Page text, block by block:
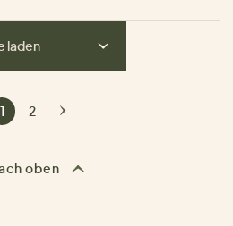
oben
laden
1 2